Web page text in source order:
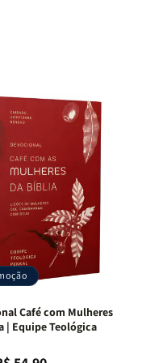
Café com Mulheres
| Equipe Teológica